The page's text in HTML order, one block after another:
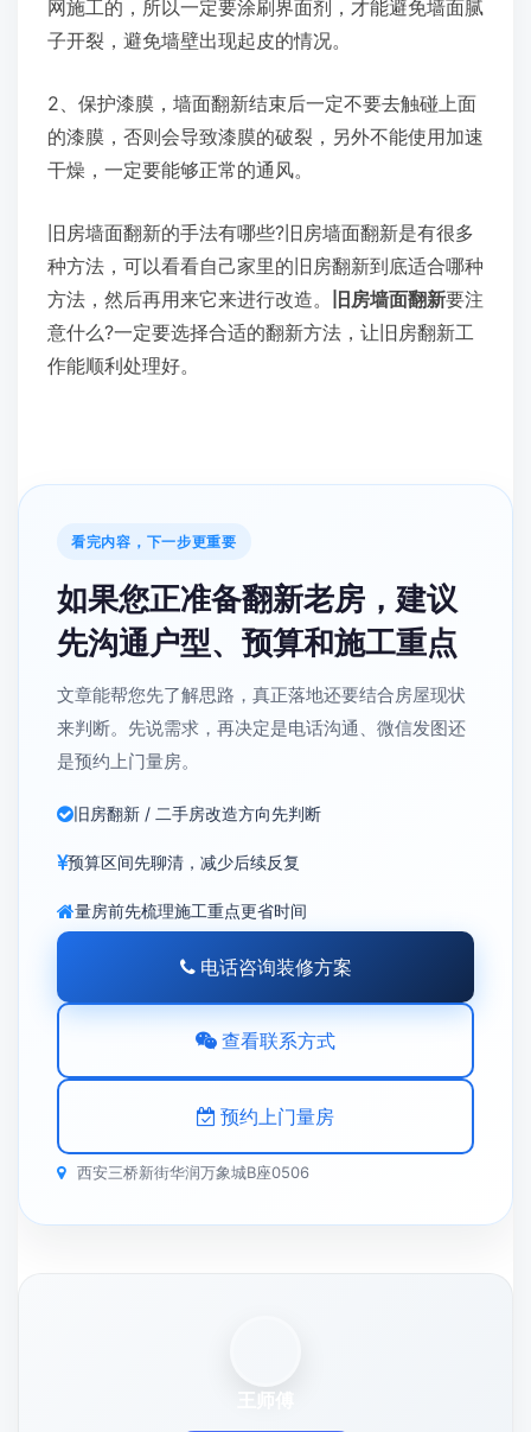
网施工的，所以一定要涂刷界面剂，才能避免墙面腻
子开裂，避免墙壁出现起皮的情况。
2、保护漆膜，墙面翻新结束后一定不要去触碰上面
的漆膜，否则会导致漆膜的破裂，另外不能使用加速
干燥，一定要能够正常的通风。
旧房墙面翻新的手法有哪些?旧房墙面翻新是有很多
种方法，可以看看自己家里的旧房翻新到底适合哪种
方法，然后再用来它来进行改造。
旧房墙面翻新要注
意什么?一定要选择合适的翻新方法，让旧房翻新工
作能顺利处理好。
看完内容，下一步更重要
如果您正准备翻新老房，建议
先沟通户型、预算和施工重点
文章能帮您先了解思路，真正落地还要结合房屋现状
来判断。先说需求，再决定是电话沟通、微信发图还
是预约上门量房。
旧房翻新 / 二手房改造方向先判断
预算区间先聊清，减少后续反复
量房前先梳理施工重点更省时间
电话咨询装修方案
查看联系方式
预约上门量房
西安三桥新街华润万象城B座0506
王师傅